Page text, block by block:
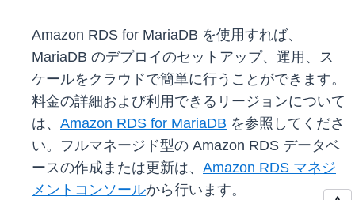
Amazon RDS for MariaDB を使用すれば、
MariaDB のデプロイのセットアップ、運用、ス
ケールをクラウドで簡単に行うことができます。
料金の詳細および利用できるリージョンについて
は、 Amazon RDS for MariaDB を参照してくださ
い。フルマネージド型の Amazon RDS データベ
ースの作成または更新は、 Amazon RDS マネジ
メントコンソールから行います。